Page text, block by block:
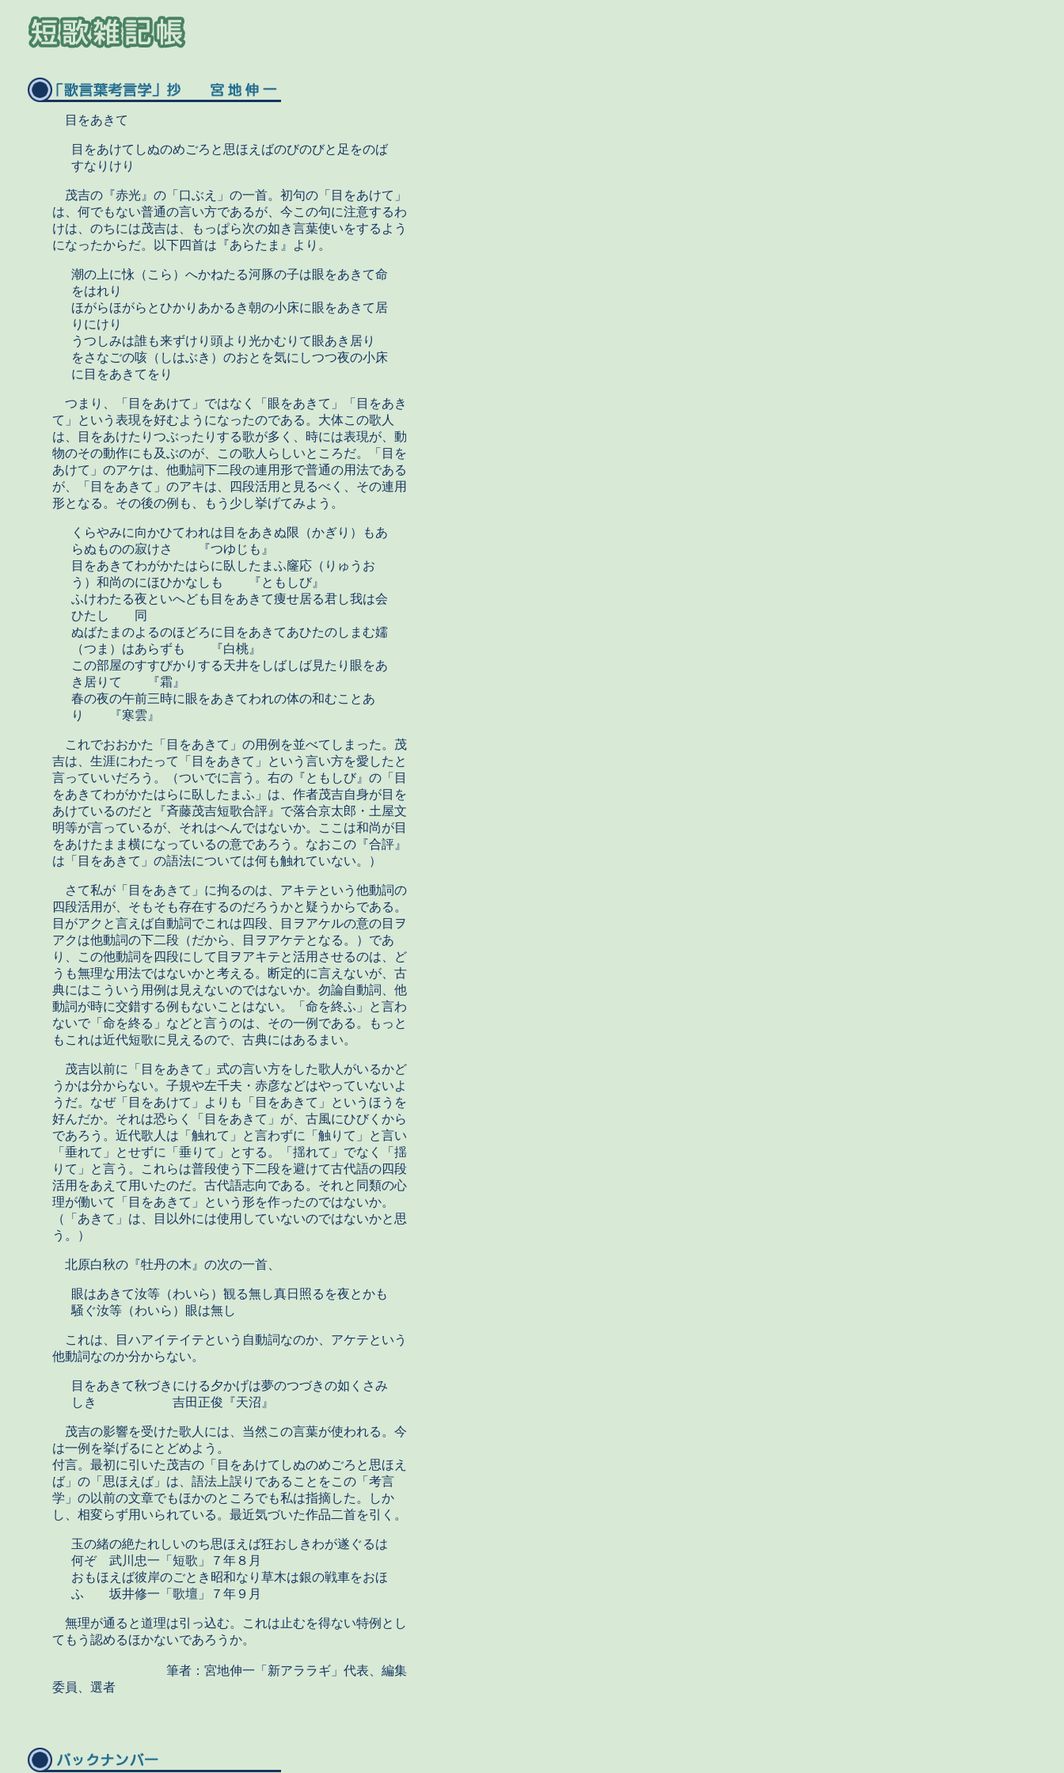
目をあきて
目をあけてしぬのめごろと思ほえばのびのびと足をのば
すなりけり
茂吉の『赤光』の「口ぶえ」の一首。初句の「目をあけて」
は、何でもない普通の言い方であるが、今この句に注意するわ
けは、のちには茂吉は、もっぱら次の如き言葉使いをするよう
になったからだ。以下四首は『あらたま』より。
潮の上に怺（こら）へかねたる河豚の子は眼をあきて命
をはれり
ほがらほがらとひかりあかるき朝の小床に眼をあきて居
りにけり
うつしみは誰も来ずけり頭より光かむりて眼あき居り
をさなごの咳（しはぶき）のおとを気にしつつ夜の小床
に目をあきてをり
つまり、「目をあけて」ではなく「眼をあきて」「目をあき
て」という表現を好むようになったのである。大体この歌人
は、目をあけたりつぶったりする歌が多く、時には表現が、動
物のその動作にも及ぶのが、この歌人らしいところだ。「目を
あけて」のアケは、他動詞下二段の連用形で普通の用法である
が、「目をあきて」のアキは、四段活用と見るべく、その連用
形となる。その後の例も、もう少し挙げてみよう。
くらやみに向かひてわれは目をあきぬ限（かぎり）もあ
らぬものの寂けさ 『つゆじも』
目をあきてわがかたはらに臥したまふ窿応（りゅうお
う）和尚のにほひかなしも 『ともしび』
ふけわたる夜といへども目をあきて痩せ居る君し我は会
ひたし 同
ぬばたまのよるのほどろに目をあきてあひたのしまむ嬬
（つま）はあらずも 『白桃』
この部屋のすすびかりする天井をしばしば見たり眼をあ
き居りて 『霜』
春の夜の午前三時に眼をあきてわれの体の和むことあ
り 『寒雲』
これでおおかた「目をあきて」の用例を並べてしまった。茂
吉は、生涯にわたって「目をあきて」という言い方を愛したと
言っていいだろう。（ついでに言う。右の『ともしび』の「目
をあきてわがかたはらに臥したまふ」は、作者茂吉自身が目を
あけているのだと『斉藤茂吉短歌合評』で落合京太郎・土屋文
明等が言っているが、それはへんではないか。ここは和尚が目
をあけたまま横になっているの意であろう。なおこの『合評』
は「目をあきて」の語法については何も触れていない。）
さて私が「目をあきて」に拘るのは、アキテという他動詞の
四段活用が、そもそも存在するのだろうかと疑うからである。
目がアクと言えば自動詞でこれは四段、目ヲアケルの意の目ヲ
アクは他動詞の下二段（だから、目ヲアケテとなる。）であ
り、この他動詞を四段にして目ヲアキテと活用させるのは、ど
うも無理な用法ではないかと考える。断定的に言えないが、古
典にはこういう用例は見えないのではないか。勿論自動詞、他
動詞が時に交錯する例もないことはない。「命を終ふ」と言わ
ないで「命を終る」などと言うのは、その一例である。もっと
もこれは近代短歌に見えるので、古典にはあるまい。
茂吉以前に「目をあきて」式の言い方をした歌人がいるかど
うかは分からない。子規や左千夫・赤彦などはやっていないよ
うだ。なぜ「目をあけて」よりも「目をあきて」というほうを
好んだか。それは恐らく「目をあきて」が、古風にひびくから
であろう。近代歌人は「触れて」と言わずに「触りて」と言い
「垂れて」とせずに「垂りて」とする。「揺れて」でなく「揺
りて」と言う。これらは普段使う下二段を避けて古代語の四段
活用をあえて用いたのだ。古代語志向である。それと同類の心
理が働いて「目をあきて」という形を作ったのではないか。
（「あきて」は、目以外には使用していないのではないかと思
う。）
北原白秋の『牡丹の木』の次の一首、
眼はあきて汝等（わいら）観る無し真日照るを夜とかも
騒ぐ汝等（わいら）眼は無し
これは、目ハアイテイテという自動詞なのか、アケテという
他動詞なのか分からない。
目をあきて秋づきにける夕かげは夢のつづきの如くさみ
しき 吉田正俊『天沼』
茂吉の影響を受けた歌人には、当然この言葉が使われる。今
は一例を挙げるにとどめよう。
付言。最初に引いた茂吉の「目をあけてしぬのめごろと思ほえ
ば」の「思ほえば」は、語法上誤りであることをこの「考言
学」の以前の文章でもほかのところでも私は指摘した。しか
し、相変らず用いられている。最近気づいた作品二首を引く。
玉の緒の絶たれしいのち思ほえば狂おしきわが遂ぐるは
何ぞ 武川忠一「短歌」７年８月
おもほえば彼岸のごとき昭和なり草木は銀の戦車をおほ
ふ 坂井修一「歌壇」７年９月
無理が通ると道理は引っ込む。これは止むを得ない特例とし
てもう認めるほかないであろうか。
筆者：宮地伸一「新アララギ」代表、編集
委員、選者